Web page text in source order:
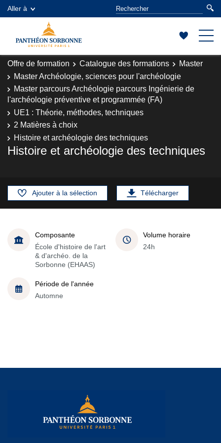
Aller à
Offre de formation Catalogue des formations
Master
Master Archéologie, sciences pour l'archéologie
Master parcours Archéologie parcours Ingénierie de
l'archéologie préventive et programmée (FA)
UE1 : Théorie, méthodes, techniques
2 Matières à choix
Histoire et archéologie des techniques
Histoire et archéologie des techniques
Ajouter à la sélection Télécharger
Composante
École d'histoire de l'art
& d'archéo. de la
Sorbonne (EHAAS)
Volume horaire
24h
Période de l'année
Automne